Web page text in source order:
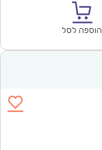
הוספה לסל